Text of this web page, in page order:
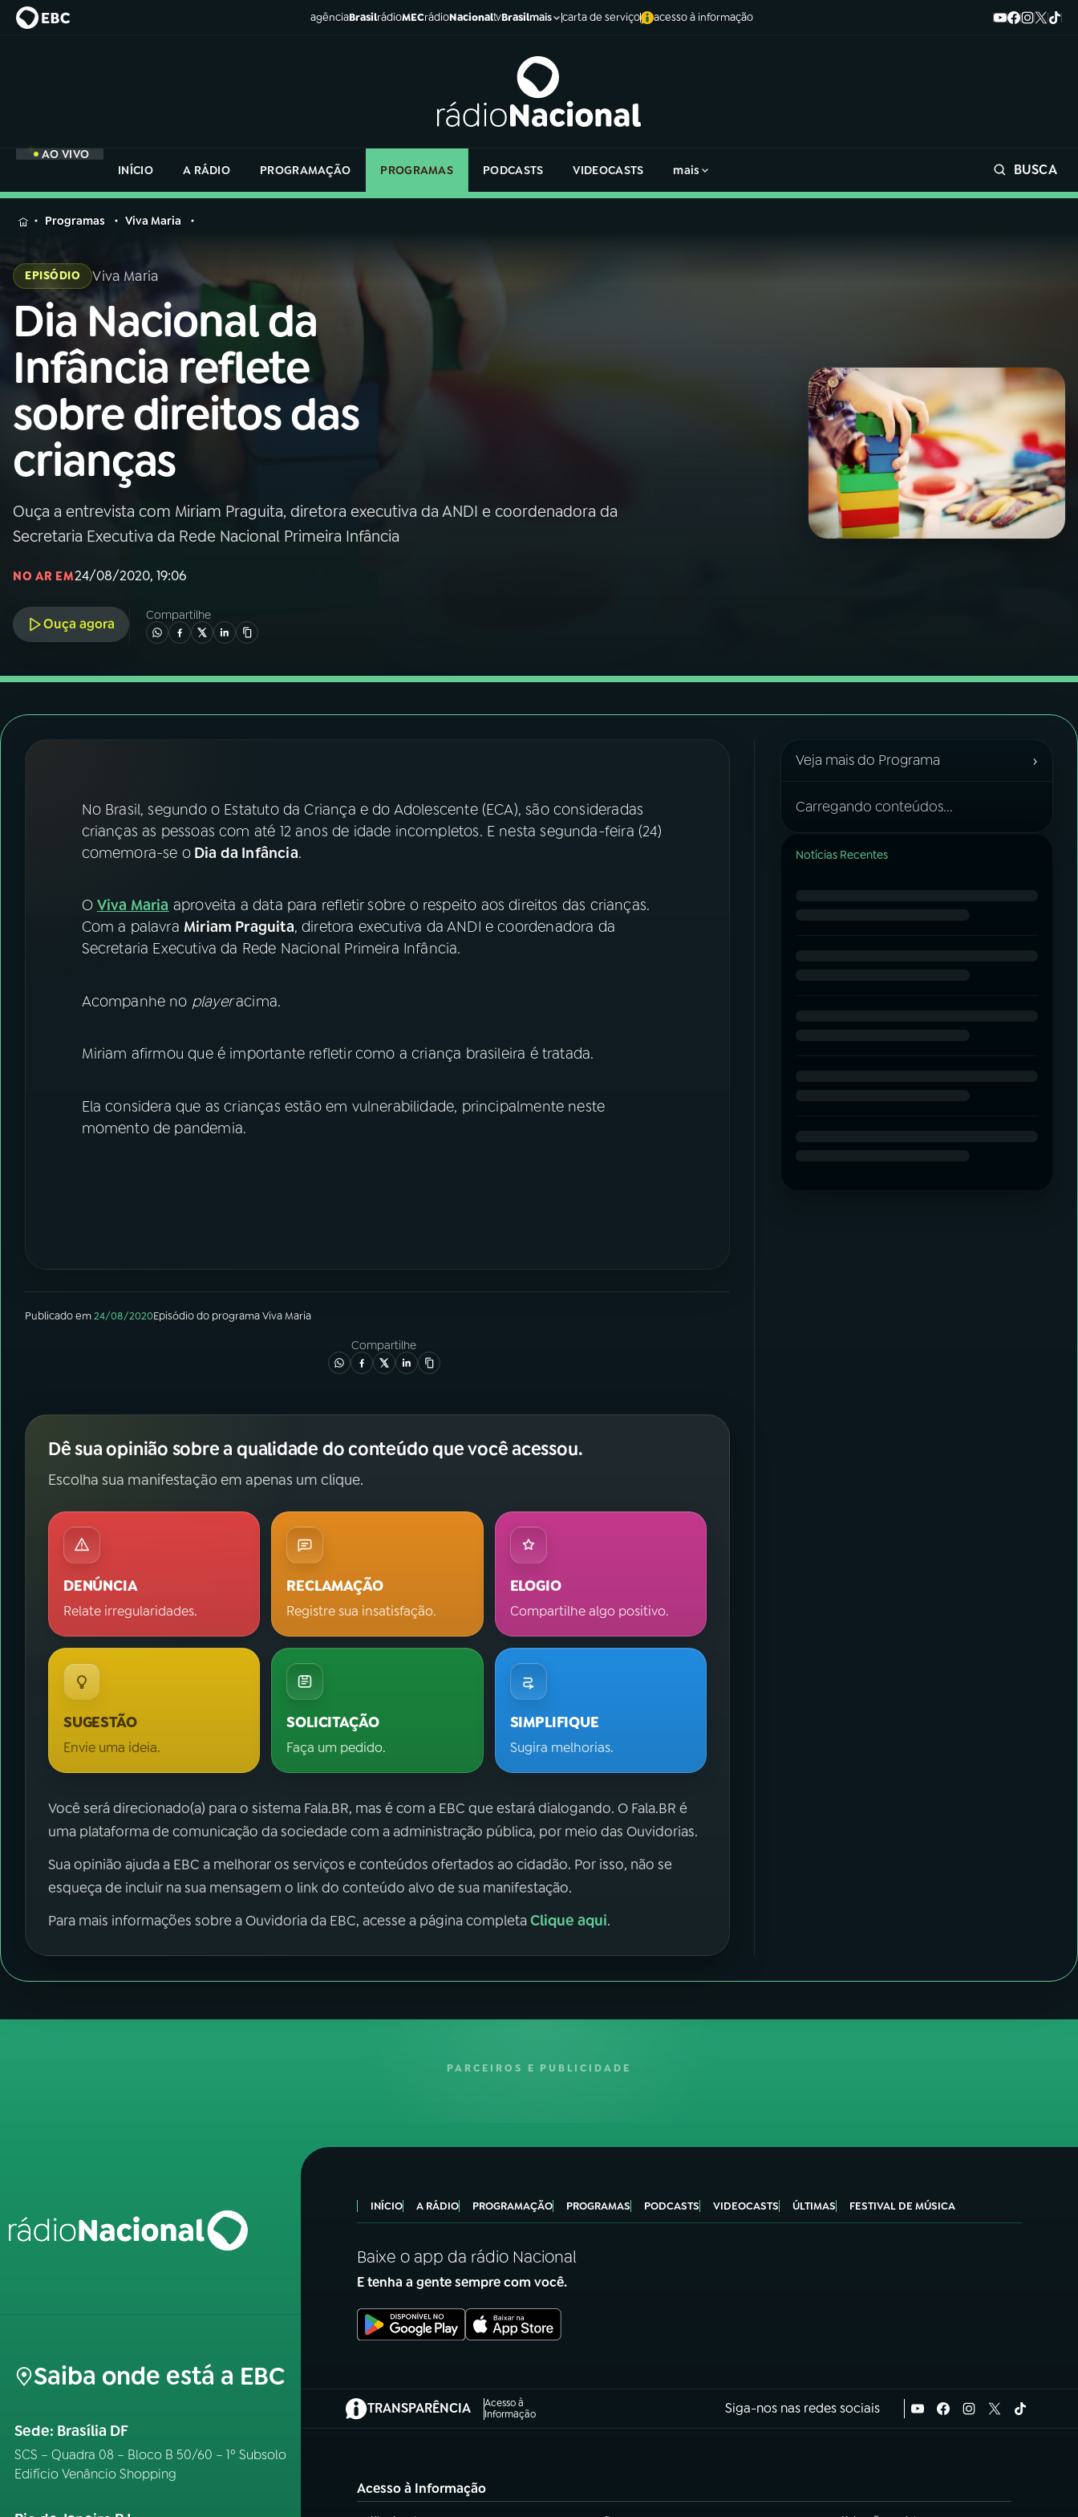
agênciaBrasilrádioMECrádioNacionaltvBrasilmais carta de serviço acesso à informação
AO VIVO
INÍCIO
A RÁDIO PROGRAMAÇÃO PROGRAMAS PODCASTS VIDEOCASTS mais BUSCA
MENU
Buscar
na
Rádio
Nacional
Buscar
01 INÍCIO
02 A RÁDIO
03 PROGRAMAÇÃO
ACOMPANHE A RÁDIO NACIONAL
YouTube Facebook
Instagram X
na
Rádio
Nacional
Programas Viva Maria
EPISÓDIO Viva Maria
Dia Nacional da
Infância reflete
sobre direitos das
crianças
Ouça a entrevista com Miriam Praguita, diretora executiva da ANDI e coordenadora da
Secretaria Executiva da Rede Nacional Primeira Infância
NO AR EM24/08/2020, 19:06
Ouça agora
Compartilhe
No Brasil, segundo o Estatuto da Criança e do Adolescente (ECA), são consideradas
crianças as pessoas com até 12 anos de idade incompletos. E nesta segunda-feira (24)
comemora-se oDia da Infância.
O Viva Maria aproveita a data para refletir sobre o respeito aos direitos das crianças.
Com a palavra Miriam Praguita, diretora executiva da ANDI e coordenadora da
Secretaria Executiva da Rede Nacional Primeira Infância.
Acompanhe no playeracima.
Miriam afirmou que é importante refletir como a criança brasileira é tratada.
Ela considera que as crianças estão em vulnerabilidade, principalmente neste
momento de pandemia.
Publicado em24/08/2020Episódiodo programaViva Maria
Compartilhe
Dê sua opinião sobre a qualidade do conteúdo que você acessou.
Escolha sua manifestação em apenas um clique.
DENÚNCIA
Relate irregularidades.
RECLAMAÇÃO
Registre sua insatisfação.
ELOGIO
Compartilhe algo positivo.
SUGESTÃO
Envie uma ideia.
SOLICITAÇÃO
Faça um pedido.
SIMPLIFIQUE
Sugira melhorias.
Você será direcionado(a) para o sistema Fala.BR, mas é com a EBC que estará dialogando. O Fala.BR é
uma plataforma de comunicação da sociedade com a administração pública, por meio das Ouvidorias.
Sua opinião ajuda a EBC a melhorar os serviços e conteúdos ofertados ao cidadão. Por isso, não se
esqueça de incluir na sua mensagem o link do conteúdo alvo de sua manifestação.
Para mais informações sobre a Ouvidoria da EBC, acesse a página completaClique aqui.
Veja mais do Programa ›
Carregando conteúdos...
Notícias Recentes
PARCEIROS E PUBLICIDADE
Saiba onde está a EBC
Sede: Brasília DF
SCS – Quadra 08 – Bloco B 50/60 – 1º Subsolo
Edifício Venâncio Shopping
INÍCIO A RÁDIO PROGRAMAÇÃO PROGRAMAS PODCASTS VIDEOCASTS ÚLTIMAS FESTIVAL DE MÚSICA
Baixe o app da rádio Nacional
E tenha a gente sempre com você.
TRANSPARÊNCIA
Acesso à
Informação
(abre em nova aba) Siga-nos nas redes sociais
Acesso à Informação